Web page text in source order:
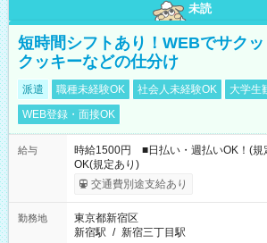
未読
短時間シフトあり！WEBでサクッ
クッキーなどの仕分け
派遣 職種未経験OK 社会人未経験OK 大学生
WEB登録・面接OK
給与
時給1500円 ■日払い・週払いOK！(
OK(規定あり)
交通費別途支給あり
勤務地
東京都新宿区
新宿駅 / 新宿三丁目駅